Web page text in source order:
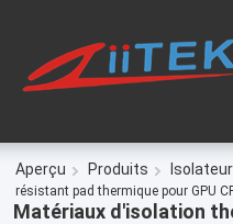
Aperçu Produits
résistant pad thermique pour GPU
Matériaux d'isolation